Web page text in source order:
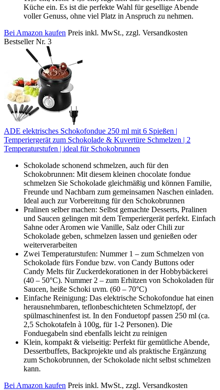
Küche ein. Es ist die perfekte Wahl für gesellige Abende
voller Genuss, ohne viel Platz in Anspruch zu nehmen.
Bei Amazon kaufen Preis inkl. MwSt., zzgl. Versandkosten
Bestseller Nr. 3
ADE elektrisches Schokofondue 250 ml mit 6 Spießen |
Temperiergerät zum Schokolade & Kuvertüre Schmelzen | 2
Temperaturstufen | ideal für Schokobrunnen
Schokolade schonend schmelzen, auch für den
Schokobrunnen: Mit diesem kleinen chocolate fondue
schmelzen Sie Schokolade gleichmäßig und können Familie,
Freunde und Nachbarn zum gemeinsamen Naschen einladen.
Ideal auch zur Vorbereitung für den Schokobrunnen
Pralinen selber machen: Selbst gemachte Desserts, Pralinen
und Saucen gelingen mit dem Temperiergerät perfekt. Einfach
Sahne oder Aromen wie Vanille, Salz oder Chili zur
Schokolade geben, schmelzen lassen und genießen oder
weiterverarbeiten
Zwei Temperaturstufen: Nummer 1 – zum Schmelzen von
Schokolade fürs Fondue bzw. von Candy Buttons oder
Candy Melts für Zuckerdekorationen in der Hobbybäckerei
(40 – 50°C). Nummer 2 – zum Erhitzen von Schokoladen für
Saucen, heiße Schoki uvm. (60 – 70°C)
Einfache Reinigung: Das elektrische Schokofondue hat einen
herausnehmbaren, teflonbeschichteten Schmelztopf, der
spülmaschinenfest ist. In den Fonduetopf passen 250 ml (ca.
2,5 Schokotafeln à 100g, für 1-2 Personen). Die
Fonduegabeln sind ebenfalls leicht zu reinigen
Klein, kompakt & vielseitig: Perfekt für gemütliche Abende,
Dessertbuffets, Backprojekte und als praktische Ergänzung
zum Schokobrunnen, der Schokolade nicht selbst schmelzen
kann.
Bei Amazon kaufen Preis inkl. MwSt., zzgl. Versandkosten